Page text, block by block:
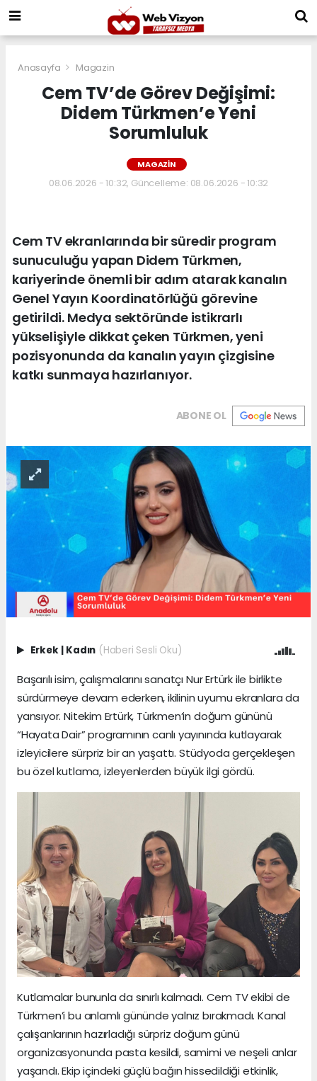
Anasayfa Magazin
Cem TV’de Görev Değişimi:
Didem Türkmen’e Yeni
Sorumluluk
MAGAZIN
08.06.2026 - 10:32, Güncelleme: 08.06.2026 - 10:32
Cem TV ekranlarında bir süredir program
sunuculuğu yapan Didem Türkmen,
kariyerinde önemli bir adım atarak kanalın
Genel Yayın Koordinatörlüğü görevine
getirildi. Medya sektöründe istikrarlı
yükselişiyle dikkat çeken Türkmen, yeni
pozisyonunda da kanalın yayın çizgisine
katkı sunmaya hazırlanıyor.
ABONE OL
Erkek | Kadın (Haberi Sesli Oku)
Başarılı isim, çalışmalarını sanatçı Nur Ertürk ile birlikte
sürdürmeye devam ederken, ikilinin uyumu ekranlara da
yansıyor. Nitekim Ertürk, Türkmen’in doğum gününü
“Hayata Dair” programının canlı yayınında kutlayarak
izleyicilere sürpriz bir an yaşattı. Stüdyoda gerçekleşen
bu özel kutlama, izleyenlerden büyük ilgi gördü.
Kutlamalar bununla da sınırlı kalmadı. Cem TV ekibi de
Türkmen’i bu anlamlı gününde yalnız bırakmadı. Kanal
çalışanlarının hazırladığı sürpriz doğum günü
organizasyonunda pasta kesildi, samimi ve neşeli anlar
yaşandı. Ekip içindeki güçlü bağın hissedildiği etkinlik,